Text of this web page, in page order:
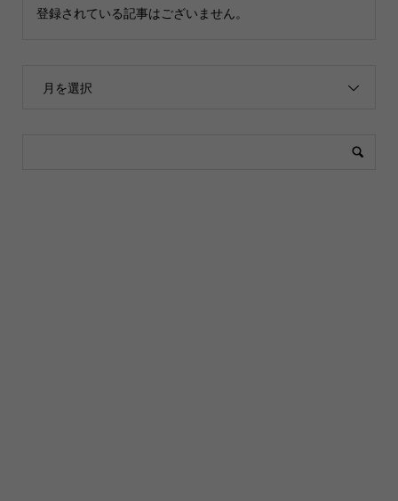
登録されている記事はございません。
月を選択